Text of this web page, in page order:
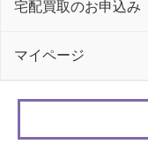
宅配買取のお申込み
マイページ